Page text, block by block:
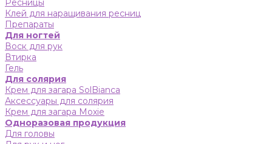
Ресницы
Клей для наращивания ресниц
Препараты
Для ногтей
Воск для рук
Втирка
Гель
Для солярия
Крем для загара SolBianca
Аксессуары для солярия
Крем для загара Moxie
Одноразовая продукция
Для головы